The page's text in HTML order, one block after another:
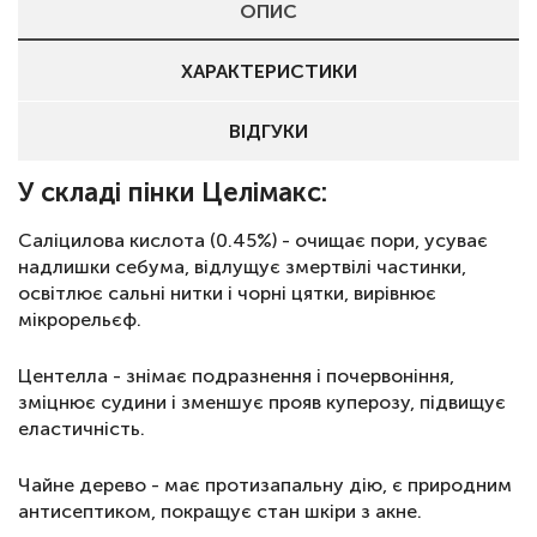
ОПИС
ХАРАКТЕРИСТИКИ
ВІДГУКИ
У складі пінки Целімакс:
Саліцилова кислота (0.45%) - очищає пори, усуває
надлишки себума, відлущує змертвілі частинки,
освітлює сальні нитки і чорні цятки, вирівнює
мікрорельєф.
Центелла - знімає подразнення і почервоніння,
зміцнює судини і зменшує прояв куперозу, підвищує
еластичність.
Чайне дерево - має протизапальну дію, є природним
антисептиком, покращує стан шкіри з акне.